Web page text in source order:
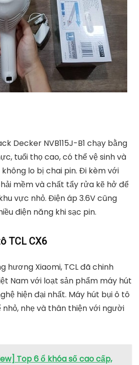
Decker NVB115J-B1 chạy bằng
tuổi thọ cao, có thể vệ sinh và
không lo bị chai pin. Đi kèm với
mềm và chất tẩy rửa kẽ hở để
vực nhỏ. Điện áp 3.6V cũng
điện năng khi sạc pin.
TCL CX6
hương Xiaomi, TCL đã chinh
Nam với loạt sản phẩm máy hút
hiện đại nhất. Máy hút bụi ô tô
nhỏ, nhẹ và thân thiện với người
Top 6 ổ khóa số cao cấp,